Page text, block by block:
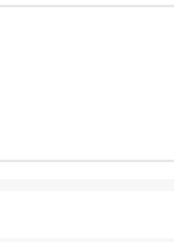
しょうか。
か陰で言われるので
がいなくて。
て…